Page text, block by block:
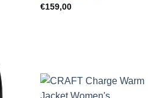
€159,00